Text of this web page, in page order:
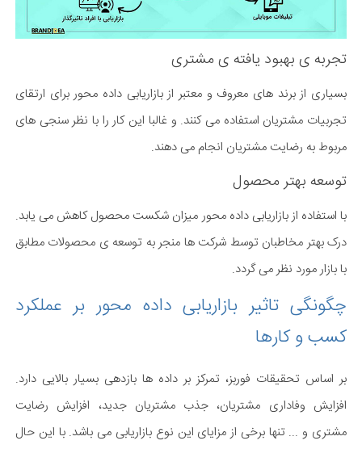
تجربه ی بهبود یافته ی مشتری
بسیاری از برند های معروف و معتبر از بازاریابی داده محور برای ارتقای
تجربیات مشتریان استفاده می کنند. و غالبا این کار را با نظر سنجی های
مربوط به رضایت مشتریان انجام می دهند.
توسعه بهتر محصول
با استفاده از بازاریابی داده محور میزان شکست محصول کاهش می یابد.
درک بهتر مخاطبان توسط شرکت ها منجر به توسعه ی محصولات مطابق
با بازار مورد نظر می گردد.
چگونگی تاثیر بازاریابی داده محور بر عملکرد
کسب و کارها
بر اساس تحقیقات فوربز، تمرکز بر داده ها بازدهی بسیار بالایی دارد.
افزایش وفاداری مشتریان، جذب مشتریان جدید، افزایش رضایت
مشتری و ... تنها برخی از مزایای این نوع بازاریابی می باشد. با این حال